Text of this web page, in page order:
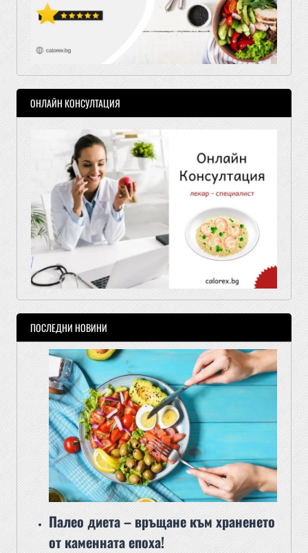
ОНЛАЙН КОНСУЛТАЦИЯ
ПОСЛЕДНИ НОВИНИ
Палео диета – връщане към храненето
от каменната епоха!